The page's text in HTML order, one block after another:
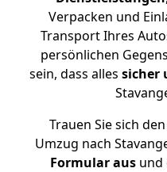
Verpacken und
Transport Ihres
persönlichen
sein, dass alles sicher
Trauen Sie sich
Umzug nach
Formular ausund